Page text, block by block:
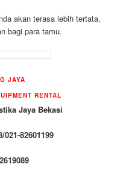
akan terasa lebih tertata,
bagi para tamu.
JAYA
RENTAL
Jaya Bekasi
021-82601199